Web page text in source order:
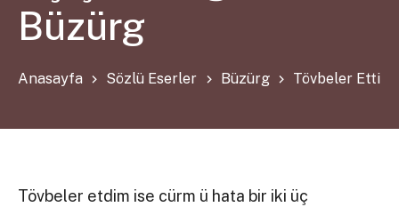
Büzürg
Anasayfa Sözlü Eserler Büzürg Tövbeler Ettim
Tövbeler etdim ise cürm ü hata bir iki üç